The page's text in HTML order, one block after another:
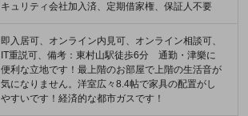
キュリティ会社加入済、定期借家権、保証人不要
即入居可、オンライン内見可、オンライン相談可、
IT重説可、備考：東村山駅徒歩6分 通勤・津樂に
便利な立地です！最上階のお部屋で上階の生活音が
気になりません。洋室広々8.4帖で家具の配置がし
やすいです！経済的な都市ガスです！